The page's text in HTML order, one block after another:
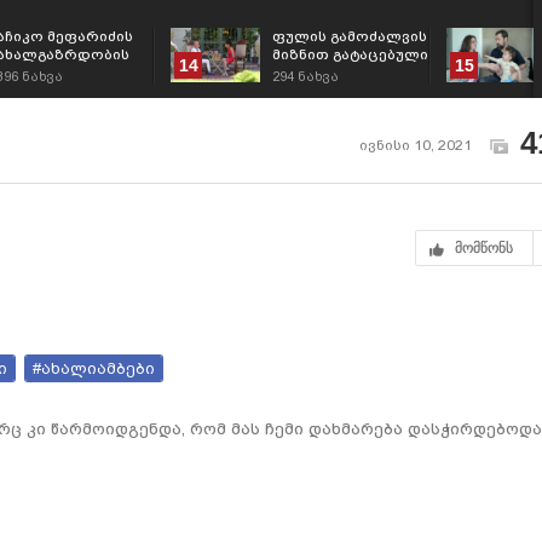
მეფარიძის
-
ნახვა
14
ფულის გამოძალვის
მიზნით გატაცებული
ვიყავი - აჩიკო
294 ნახვა
15
ივნისი 10, 2021
მომწონს
#ახალიამბები
კი წარმოიდგენდა, რომ მას ჩემი დახმარება